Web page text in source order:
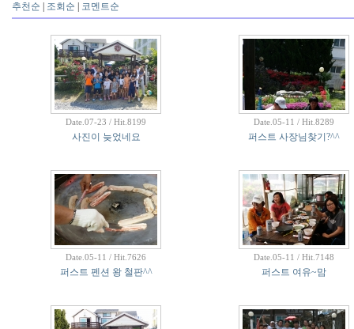
추천순 조회순 코멘트순
Date.07-23 / Hit.8199
사진이 늦었네요
Date.05-11 / Hit.8289
퍼스트 사장님찾기?^^
Date.05-11 / Hit.7626
퍼스트 펜션 왕 철판^^
Date.05-11 / Hit.7148
퍼스트 여유~맘